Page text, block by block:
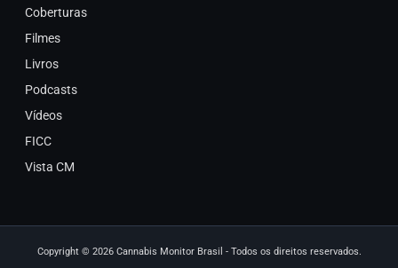
Coberturas
Filmes
Livros
Podcasts
Vídeos
FICC
Vista CM
Copyright © 2026 Cannabis Monitor Brasil - Todos os direitos reservados.